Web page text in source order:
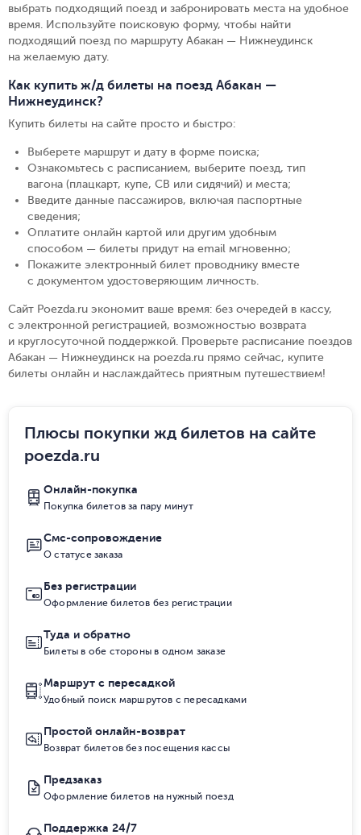
выбрать подходящий поезд и забронировать места на удобное
время. Используйте поисковую форму, чтобы найти
подходящий поезд по маршруту Абакан — Нижнеудинск
на желаемую дату.
Как купить ж/д билеты на поезд Абакан —
Нижнеудинск?
Купить билеты на сайте просто и быстро:
Выберете маршрут и дату в форме поиска;
Ознакомьтесь с расписанием, выберите поезд, тип
вагона (плацкарт, купе, СВ или сидячий) и места;
Введите данные пассажиров, включая паспортные
сведения;
Оплатите онлайн картой или другим удобным
способом — билеты придут на email мгновенно;
Покажите электронный билет проводнику вместе
с документом удостоверяющим личность.
Сайт Poezda.ru экономит ваше время: без очередей в кассу,
с электронной регистрацией, возможностью возврата
и круглосуточной поддержкой. Проверьте расписание поездов
Абакан — Нижнеудинск на poezda.ru прямо сейчас, купите
билеты онлайн и наслаждайтесь приятным путешествием!
Плюсы покупки жд билетов на сайте
poezda.ru
Онлайн-покупка
Покупка билетов за пару минут
Смс-сопровождение
О статусе заказа
Без регистрации
Оформление билетов без регистрации
Туда и обратно
Билеты в обе стороны в одном заказе
Маршрут с пересадкой
Удобный поиск маршрутов с пересадками
Простой онлайн-возврат
Возврат билетов без посещения кассы
Предзаказ
Оформление билетов на нужный поезд
Поддержка 24/7